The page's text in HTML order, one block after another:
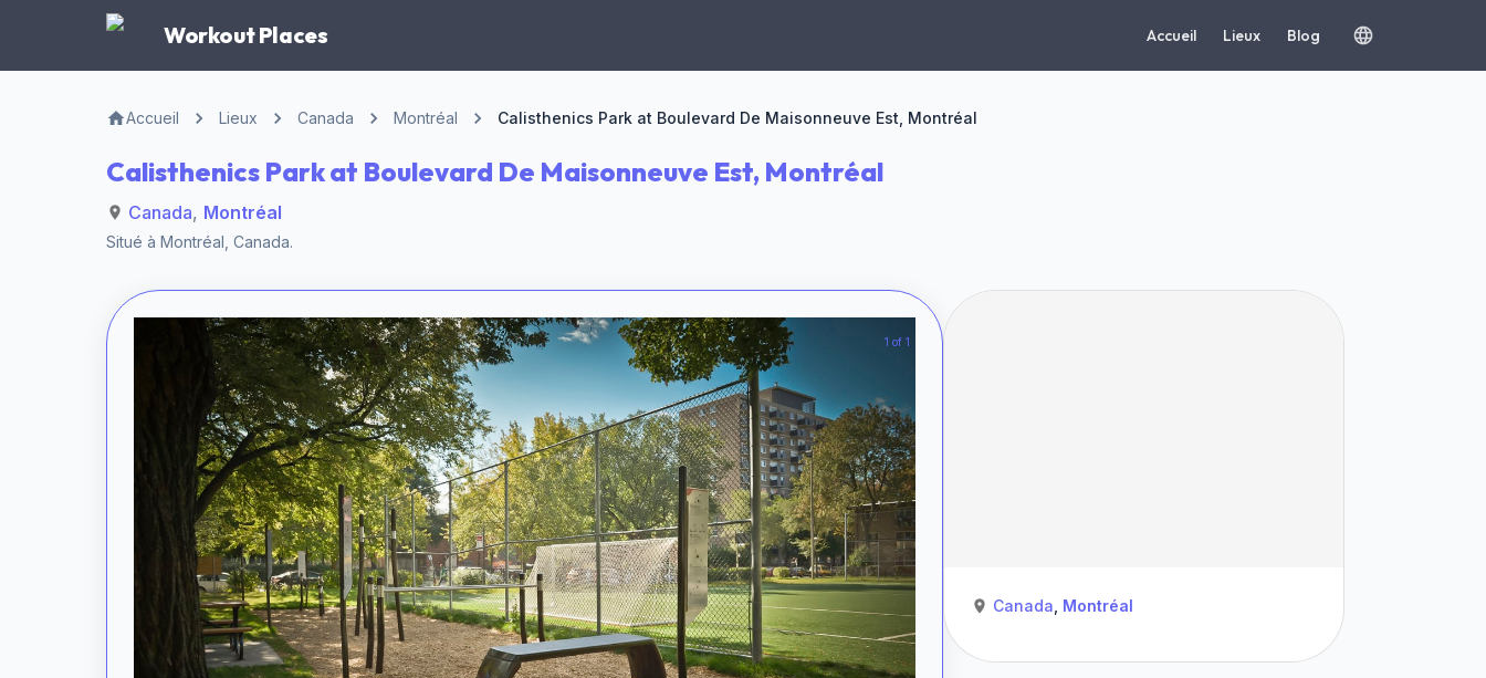
Workout Places Accueil Lieux Blog
Accueil Lieux Canada Montréal Calisthenics Park at Boulevard De Maisonneuve Est, Montréal
Calisthenics Park at Boulevard De Maisonneuve Est, Montréal
Canada, Montréal
Situé à Montréal Canada.
1 of 1
Canada Montréal